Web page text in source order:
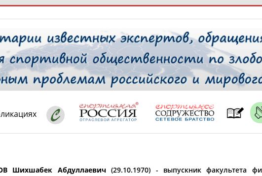
ТАБЛО АКТИВНОСТИ
РЕСУРСНАЯ ПЛОЩАДКА
регион*
* для действующих спортсменов
Шихшабек Абдуллаевич(29.10.1970) - выпускник факультета